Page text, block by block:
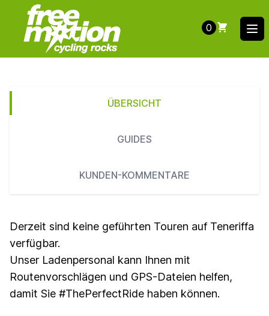
0
ÜBERSICHT
GUIDES
KUNDEN-KOMMENTARE
Derzeit sind keine geführten Touren auf Teneriffa
verfügbar.
Unser Ladenpersonal kann Ihnen mit
Routenvorschlägen und GPS-Dateien helfen,
damit Sie #ThePerfectRide haben können.